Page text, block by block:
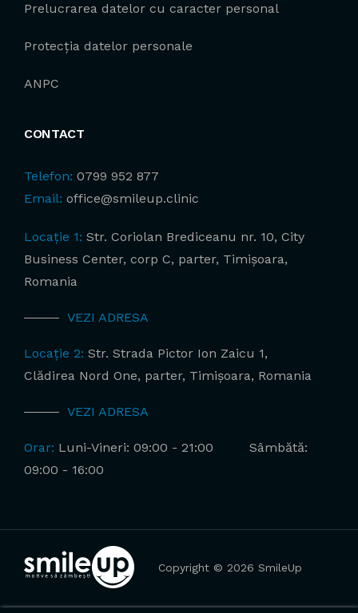
Prelucrarea datelor cu caracter personal
Protecția datelor personale
ANPC
CONTACT
Telefon: 0799 952 877
Email: office@smileup.clinic
Locație 1: Str. Coriolan Brediceanu nr. 10, City
Business Center, corp C, parter, Timișoara,
Romania
VEZI ADRESA
Locație 2: Str. Strada Pictor Ion Zaicu 1,
Clădirea Nord One, parter, Timișoara, Romania
VEZI ADRESA
Orar: Luni-Vineri: 09:00 - 21:00
Sâmbătă:
09:00 - 16:00
Copyright © 2026 SmileUp